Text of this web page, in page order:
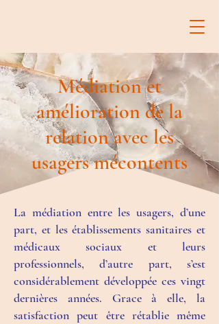
Médiation et
amélioration de la
relation avec les
usagers mécontents
La médiation entre les usagers, d’une
part, et les établissements sanitaires et
médicaux sociaux et leurs
professionnels, d’autre part, s’est
considérablement développée ces vingt
dernières années. Grace à elle, la
satisfaction peut être rétablie même